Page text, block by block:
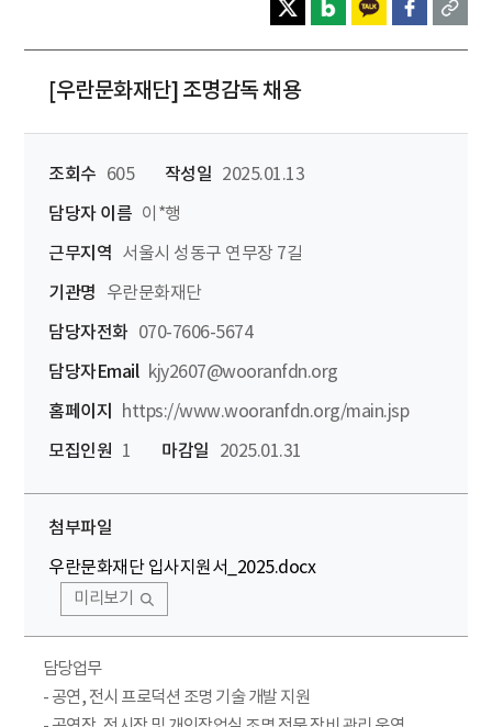
[우란문화재단] 조명감독 채용
조회수 605 작성일
2025.01.13
담당자 이름 이*행
근무지역
서울시 성동구 연무장 7길
기관명
우란문화재단
담당자전화 070-7606-5674
담당자Email
kjy2607@wooranfdn.org
홈페이지
https://www.wooranfdn.org/main.jsp
모집인원
1 마감일 2025.01.31
첨부파일
우란문화재단 입사지원서_2025.docx
미리보기
담당업무
- 공연, 전시 프로덕션 조명 기술 개발 지원